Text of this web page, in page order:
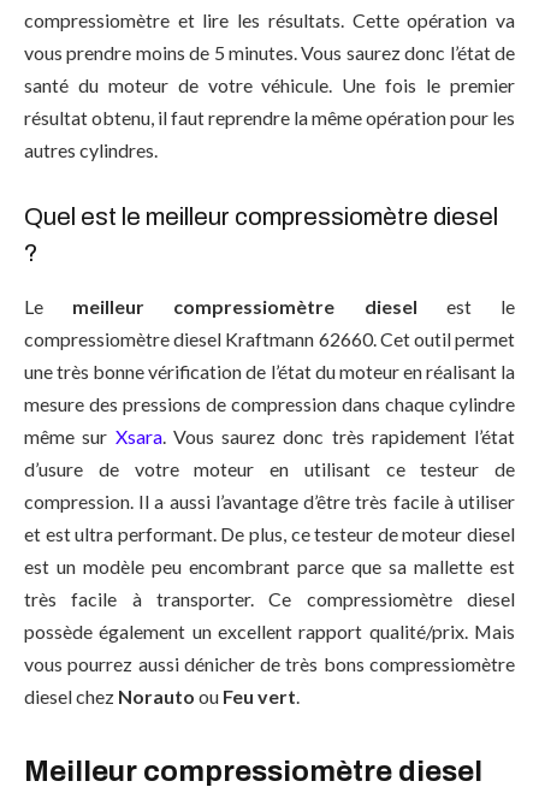
compressiomètre et lire les résultats. Cette opération va
vous prendre moins de 5 minutes. Vous saurez donc l’état de
santé du moteur de votre véhicule. Une fois le premier
résultat obtenu, il faut reprendre la même opération pour les
autres cylindres.
Quel est le meilleur compressiomètre diesel
?
Le meilleur compressiomètre diesel est le
compressiomètre diesel Kraftmann 62660. Cet outil permet
une très bonne vérification de l’état du moteur en réalisant la
mesure des pressions de compression dans chaque cylindre
même sur Xsara. Vous saurez donc très rapidement l’état
d’usure de votre moteur en utilisant ce testeur de
compression. Il a aussi l’avantage d’être très facile à utiliser
et est ultra performant. De plus, ce testeur de moteur diesel
est un modèle peu encombrant parce que sa mallette est
très facile à transporter. Ce compressiomètre diesel
possède également un excellent rapport qualité/prix. Mais
vous pourrez aussi dénicher de très bons compressiomètre
diesel chez Norauto ou Feu vert
Meilleur compressiomètre diesel